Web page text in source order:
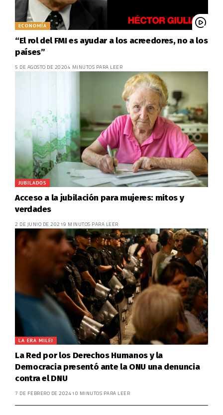
ECONOMÍA
“El rol del FMI es ayudar a los acreedores, no a los
países”
5 DE AGOSTO DE 20204 MINUTOS PARA LEER
JUBILADOS
Acceso a la jubilación para mujeres: mitos y
verdades
2 DE JUNIO DE 20219 MINUTOS PARA LEER
LA ERA MILEI
La Red por los Derechos Humanos y la
Democracia presentó ante la ONU una denuncia
contra el DNU
7 DE FEBRERO DE 202410 MINUTOS PARA LEER